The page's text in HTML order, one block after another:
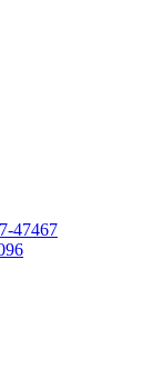
47467